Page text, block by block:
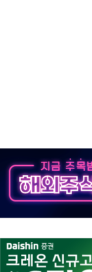
제 수요에 맞게 정책 정비"
신규 투자 효과 본격화
해법 찾을까…혐오시설 인
공개
다임 띄운다
인프라 개선 예산 반영 검
"…용산공원 훼손 안 돼
가…해외 첫 허가